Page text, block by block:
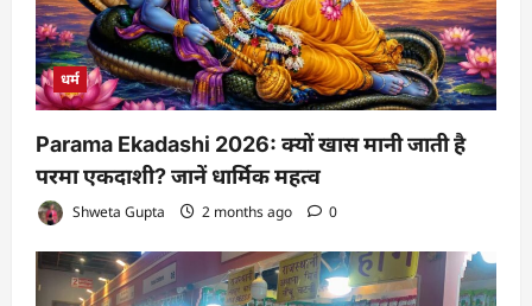
धर्म
Parama Ekadashi 2026: क्यों खास मानी जाती है
परमा एकदाशी? जानें धार्मिक महत्व
Shweta Gupta 2 months ago 0